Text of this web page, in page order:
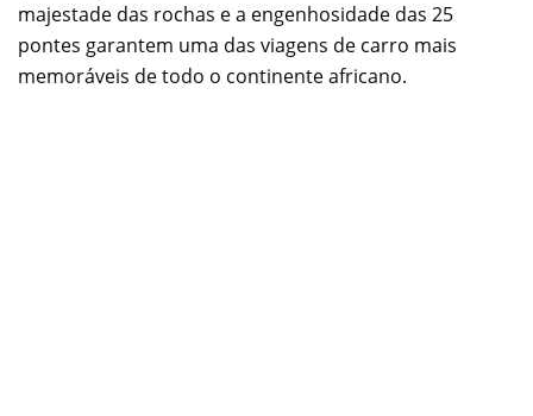
majestade das rochas e a engenhosidade das 25
pontes garantem uma das viagens de carro mais
memoráveis de todo o continente africano.